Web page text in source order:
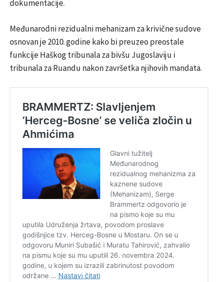
dokumentacije.
Međunarodni rezidualni mehanizam za krivične sudove
osnovan je 2010. godine kako bi preuzeo preostale
funkcije Haškog tribunala za bivšu Jugoslaviju i
tribunala za Ruandu nakon završetka njihovih mandata.